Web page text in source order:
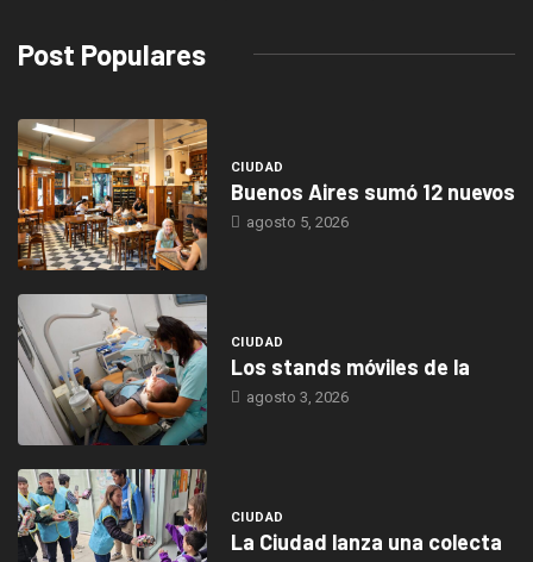
Post Populares
CIUDAD
Buenos Aires sumó 12 nuevos
agosto 5, 2026
CIUDAD
Los stands móviles de la
agosto 3, 2026
CIUDAD
La Ciudad lanza una colecta